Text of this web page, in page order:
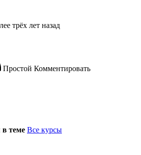
трёх лет назад
Простой Комментировать
в теме Все курсы